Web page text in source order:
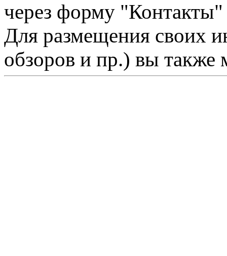
через форму "Контакты"
Для размещения своих
обзоров и пр.) вы также